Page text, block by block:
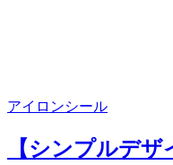
アイロンシール
【シンプルデ